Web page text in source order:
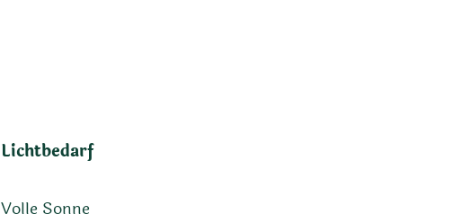
Lichtbedarf
Volle Sonne